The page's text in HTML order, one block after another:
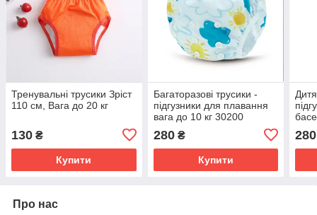
Тренувальні трусики Зріст
110 см, Вага до 20 кг
130 ₴
Купити
Багаторазові трусики -
підгузники для плавання
вага до 10 кг 30200
280₴
Купити
280
Про нас